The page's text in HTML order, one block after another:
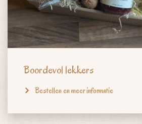
Boordevol lekkers
Bestellen en meer informatie